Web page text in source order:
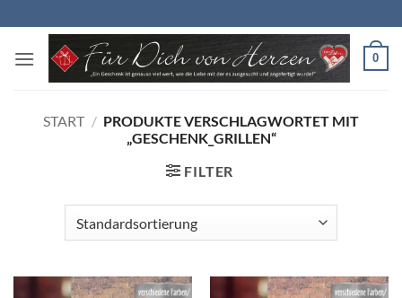
Inhalt
springen
0
START / PRODUKTE VERSCHLAGWORTET MIT
„GESCHENK_GRILLEN“
FILTER